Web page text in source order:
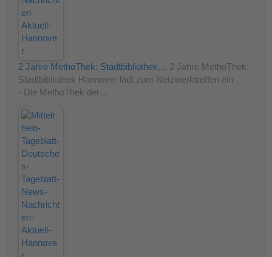
2 Jahre MethoThek: Stadtbibliothek… 2 Jahre MethoThek:
Stadtbibliothek Hannover lädt zum Netzwerktreffen ein
- Die MethoThek der…